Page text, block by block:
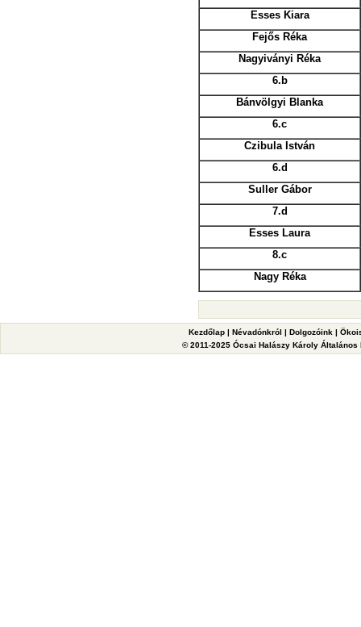
Esses Kiara
Fejős Réka
Nagyiványi Réka
6.b
Bánvölgyi Blanka
6.c
Czibula István
6.d
Suller Gábor
7.d
Esses Laura
8.c
Nagy Réka
Kezdőlap | Névadónkról | Dolgozóink |
© 2011-2025 Ócsai Halászy Károly